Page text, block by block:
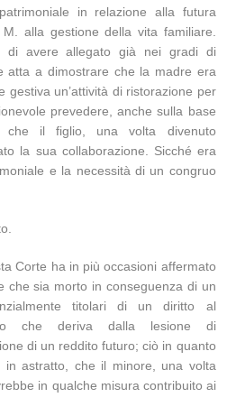
in relazione alla futura
alla gestione della vita familiare.
di avere allegato già nei gradi di
atta a dimostrare che la madre era
gestiva un’attività di ristorazione per
prevedere, anche sulla base
che il figlio, una volta divenuto
la sua collaborazione. Sicché era
e la necessità di un congruo
Corte ha in più occasioni affermato
che sia morto in conseguenza di un
titolari di un diritto al
che deriva dalla lesione di
di un reddito futuro; ciò in quanto
in astratto, che il minore, una volta
in qualche misura contribuito ai